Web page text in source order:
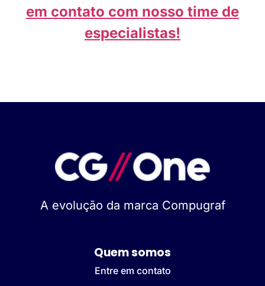
em contato com nosso time de
especialistas!
A evolução da marca Compugraf
Quem somos
Entre em contato